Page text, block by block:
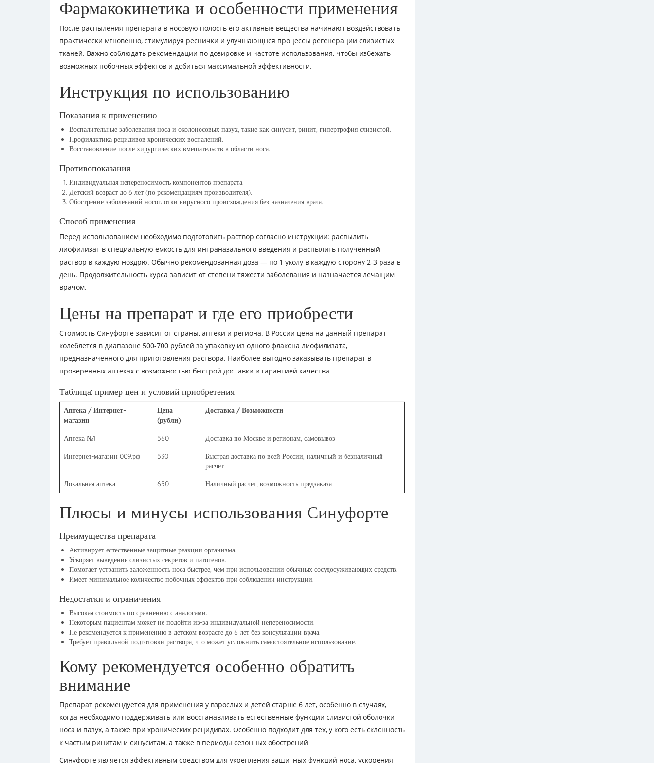
Фармакокинетика и особенности применения
После распыления препарата в носовую полость его активные вещества начинают воздействовать
практически мгновенно, стимулируя реснички и улучшающнся процессы регенерации слизистых
тканей. Важно соблюдать рекомендации по дозировке и частоте использования, чтобы избежать
возможных побочных эффектов и добиться максимальной эффективности.
Инструкция по использованию
Показания к применению
Воспалительные заболевания носа и околоносовых пазух, такие как синусит, ринит, гипертрофия слизистой.
Профилактика рецидивов хронических воспалений.
Восстановление после хирургических вмешательств в области носа.
Противопоказания
Индивидуальная непереносимость компонентов препарата.
Детский возраст до 6 лет (по рекомендациям производителя).
Обострение заболеваний носоглотки вирусного происхождения без назначения врача.
Способ применения
Перед использованием необходимо подготовить раствор согласно инструкции: распылить
лиофилизат в специальную емкость для интраназального введения и распылить полученный
раствор в каждую ноздрю. Обычно рекомендованная доза — по 1 уколу в каждую сторону 2-3 раза в
день. Продолжительность курса зависит от степени тяжести заболевания и назначается лечащим
врачом.
Цены на препарат и где его приобрести
Стоимость Синуфорте зависит от страны, аптеки и региона. В России цена на данный препарат
колеблется в диапазоне 500-700 рублей за упаковку из одного флакона лиофилизата,
предназначенного для приготовления раствора. Наиболее выгодно заказывать препарат в
проверенных аптеках с возможностью быстрой доставки и гарантией качества.
Таблица: пример цен и условий приобретения
Аптека / Интернет-
магазин
Цена
(рубли)
Доставка / Возможности
Аптека №1 560 Доставка по Москве и регионам, самовывоз
Интернет-магазин 009.рф 530
Быстрая доставка по всей России, наличный и безналичный
расчет
Локальная аптека 650 Наличный расчет, возможность предзаказа
Плюсы и минусы использования Синуфорте
Преимущества препарата
Активирует естественные защитные реакции организма.
Ускоряет выведение слизистых секретов и патогенов.
Помогает устранить заложенность носа быстрее, чем при использовании обычных сосудосуживающих средств.
Имеет минимальное количество побочных эффектов при соблюдении инструкции.
Недостатки и ограничения
Высокая стоимость по сравнению с аналогами.
Некоторым пациентам может не подойти из-за индивидуальной непереносимости.
Не рекомендуется к применению в детском возрасте до 6 лет без консультации врача.
Требует правильной подготовки раствора, что может усложнить самостоятельное использование.
Кому рекомендуется особенно обратить
внимание
Препарат рекомендуется для применения у взрослых и детей старше 6 лет, особенно в случаях,
когда необходимо поддерживать или восстанавливать естественные функции слизистой оболочки
носа и пазух, а также при хронических рецидивах. Особенно подходит для тех, у кого есть склонность
к частым ринитам и синуситам, а также в периоды сезонных обострений.
Синуфорте является эффективным средством для укрепления защитных функций носа, ускорения